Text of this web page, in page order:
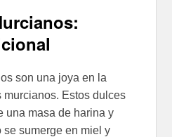
son una joya en la
murcianos. Estos dulces
una masa de harina y
sumerge en miel y